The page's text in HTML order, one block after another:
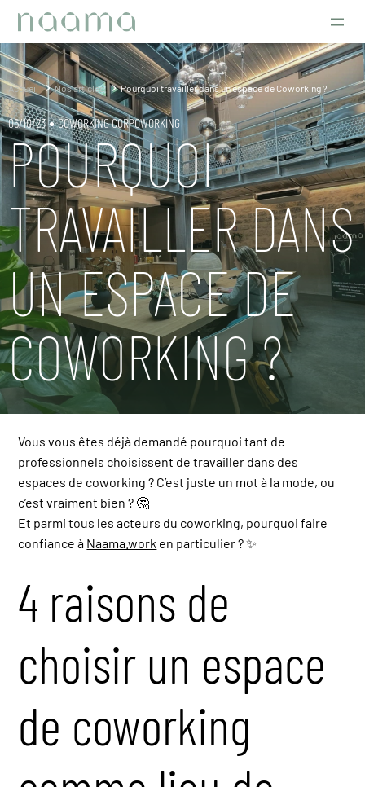
Accueil Nos articles Pourquoi travailler dans un espace de Coworking ?
06/10/23 COWORKING CORPOWORKING
POURQUOI
TRAVAILLER DANS
UN ESPACE DE
COWORKING ?
Vous vous êtes déjà demandé pourquoi tant de
professionnels choisissent de travailler dans des
espaces de coworking ? C’est juste un mot à la mode, ou
c’est vraiment bien ? 🤔
Et parmi tous les acteurs du coworking, pourquoi faire
confiance à Naama.work en particulier ? ✨
4 raisons de
choisir un espace
de coworking